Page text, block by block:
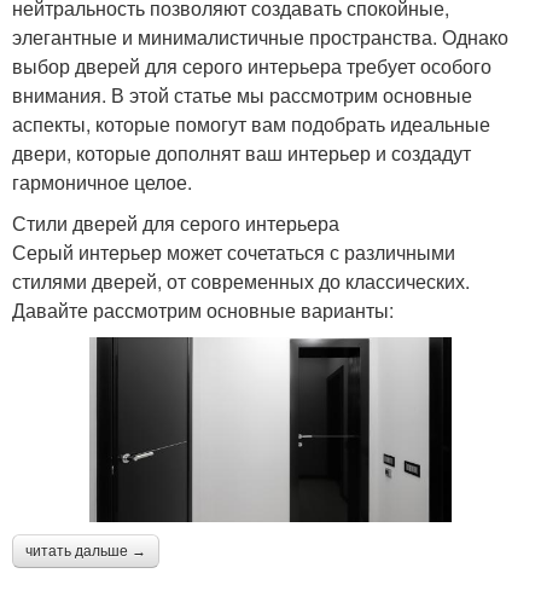
нейтральность позволяют создавать спокойные,
элегантные и минималистичные пространства. Однако
выбор дверей для серого интерьера требует особого
внимания. В этой статье мы рассмотрим основные
аспекты, которые помогут вам подобрать идеальные
двери, которые дополнят ваш интерьер и создадут
гармоничное целое.
Стили дверей для серого интерьера
Серый интерьер может сочетаться с различными
стилями дверей, от современных до классических.
Давайте рассмотрим основные варианты:
читать дальше →